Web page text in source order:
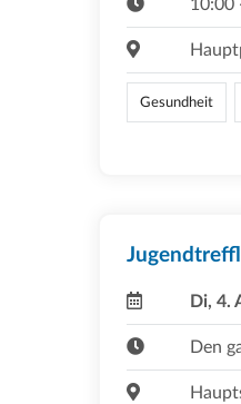
10:00
Gesundheit
Di, 4.
Den